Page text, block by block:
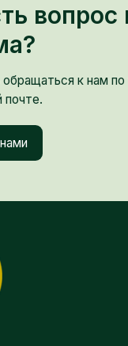
вопрос
обращаться к нам
почте.